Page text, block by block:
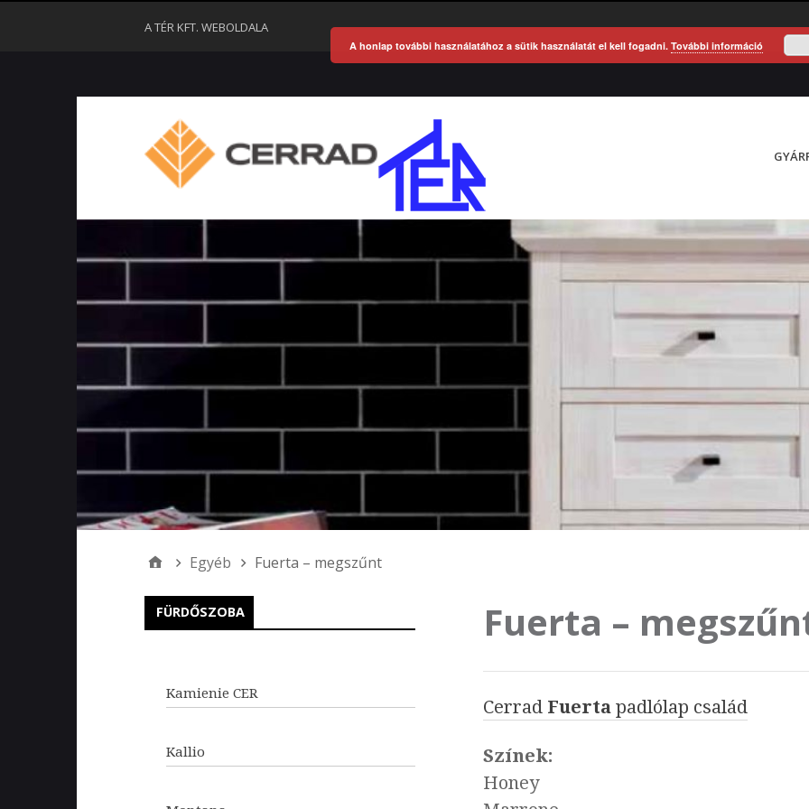
A TÉR KFT. WEBOLDALA
Egyéb Fuerta – megszűnt
Fuerta –
Cerrad Fuertapadlólap család
Színek:
Honey
FÜRDŐSZOBA
Kamienie CER
Kallio
A honlap további használatához a sütik használatát el kell fogadni. További információ